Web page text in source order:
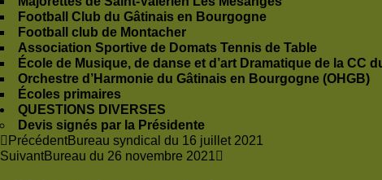
Football Club du Gâtinais en Bourgogne
Football club de Montacher
Association Sportive de Domats Tennis de Table
École de Musique, de danse et d’art Dramatique de la CC
Orchestre d’Harmonie du Gâtinais en Bourgogne (OHGB)
Écoles primaires
QUESTIONS DIVERSES
Devis signés par la Présidente
PrécédentBureau syndical du 16 juillet 2021
SuivantBureau du 26 novembre 2021